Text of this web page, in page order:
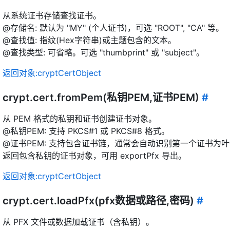
从系统证书存储查找证书。
@存储名: 默认为 "MY" (个人证书)，可选 "ROOT", "CA" 等。
@查找值: 指纹(Hex字符串)或主题包含的文本。
@查找类型: 可省略。可选 "thumbprint" 或 "subject"。
返回对象:cryptCertObject
crypt.cert.fromPem(私钥PEM,证书PEM) #
从 PEM 格式的私钥和证书创建证书对象。
@私钥PEM: 支持 PKCS#1 或 PKCS#8 格式。
@证书PEM: 支持包含证书链，通常会自动识别第一个证书为叶
返回包含私钥的证书对象，可用 exportPfx 导出。
返回对象:cryptCertObject
crypt.cert.loadPfx(pfx数据或路径,密码) #
从 PFX 文件或数据加载证书（含私钥）。